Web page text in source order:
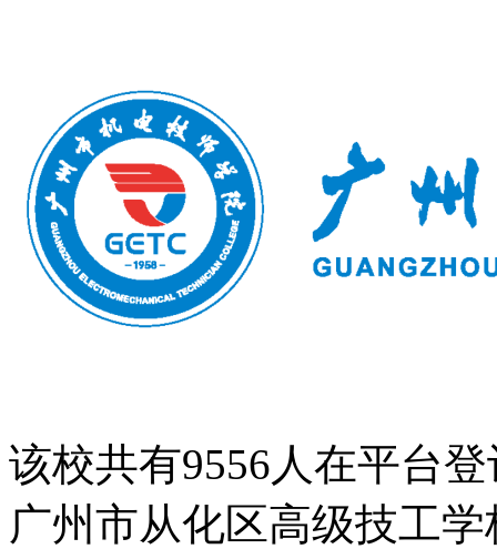
该校共有9556人在平台
广州市从化区高级技工学